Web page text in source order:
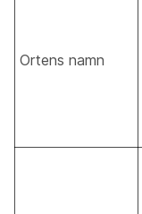
Ortens namn